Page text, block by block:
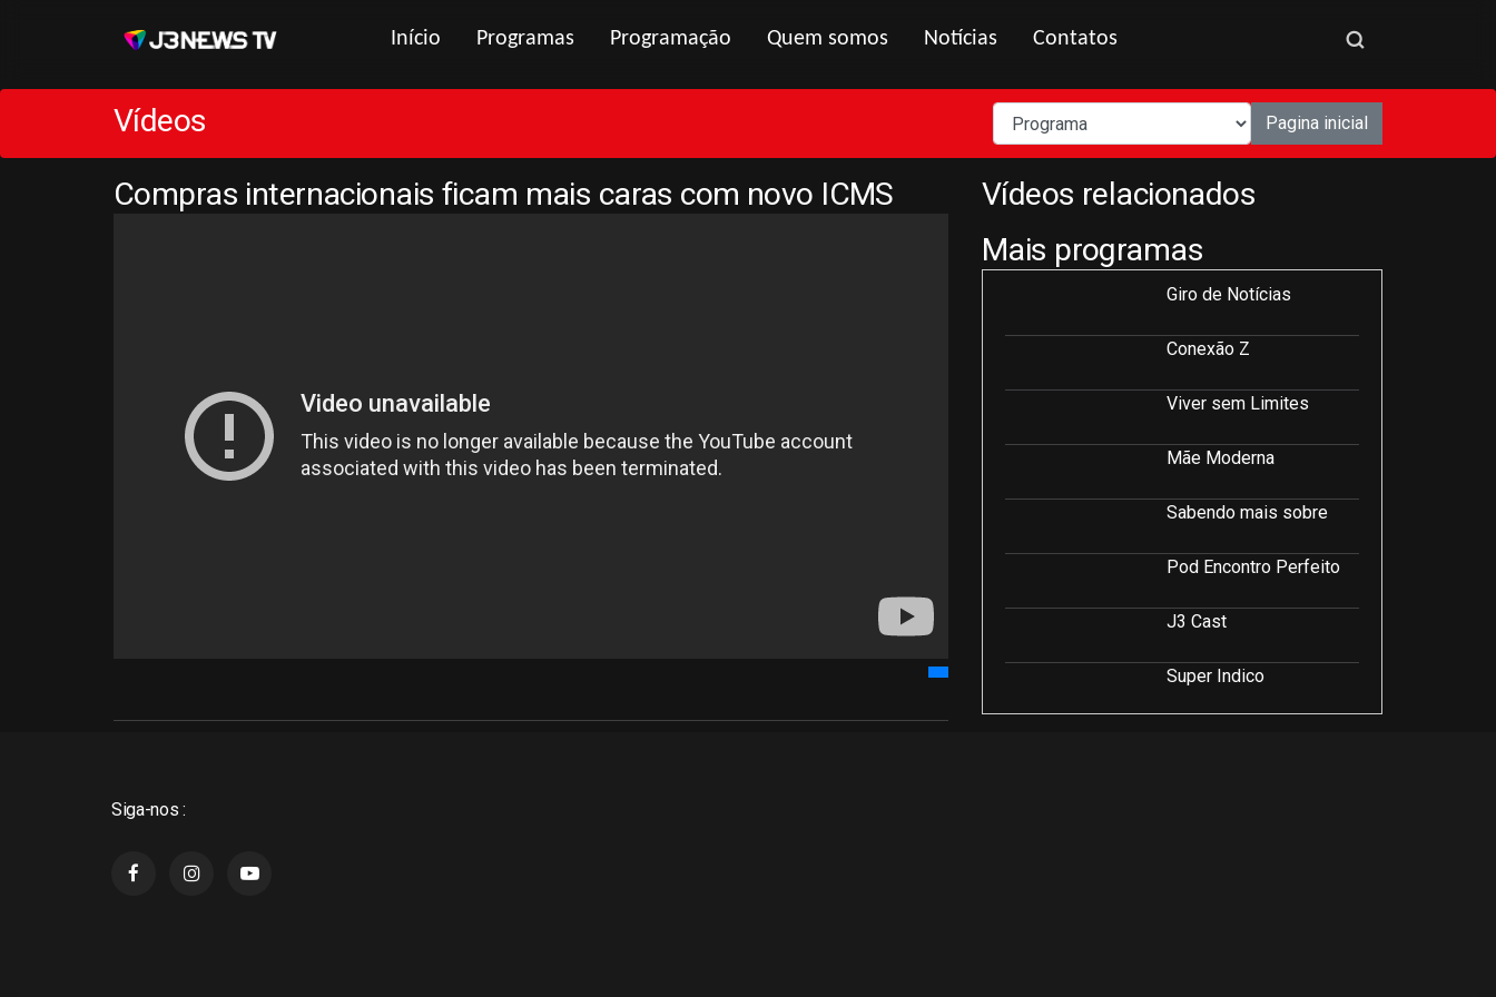
Início Programas Programação Quem somos Notícias Contatos
Vídeos Pagina inicial
Compras internacionais ficam mais caras com novo ICMS
Vídeos relacionados
Mais programas
Giro de Notícias
Conexão Z
Viver sem Limites
Mãe Moderna
Sabendo mais sobre
Pod Encontro Perfeito
J3 Cast
Super Indico
Siga-nos :